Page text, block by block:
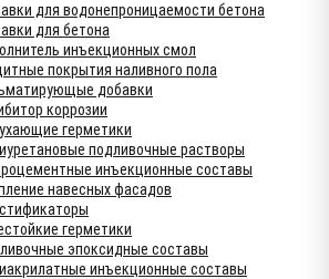
для водонепроницаемости бетона
для бетона
инъекционных смол
покрытия наливного пола
добавки
коррозии
герметики
подливочные растворы
инъекционные составы
навесных фасадов
герметики
эпоксидные составы
инъекционные составы